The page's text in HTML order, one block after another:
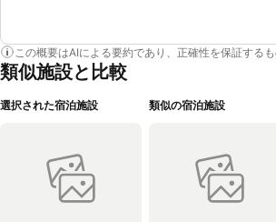
この概要はAIによる要約であり、正確性を保証するも
類似施設と比較
選択された宿泊施設 類似の宿泊施設